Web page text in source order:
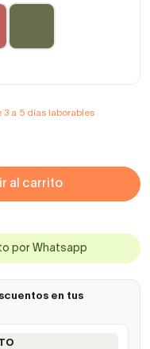
a 5 días laborables
al carrito
por Whatsapp
en tus